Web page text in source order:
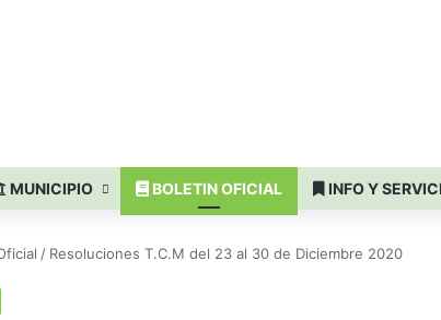
MUNICIPIO BOLETIN OFICIAL INFO Y
/ Resoluciones T.C.M del 23 al 30 de Diciembre 2020